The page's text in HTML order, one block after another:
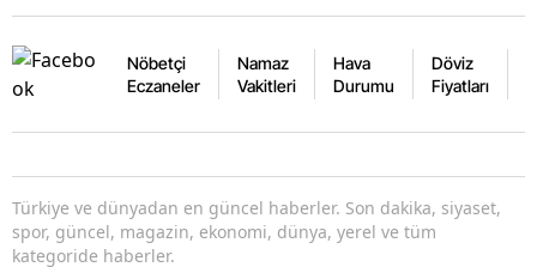
Nöbetçi
Eczaneler
Namaz
Vakitleri
Hava
Durumu
Döviz
Fiyatları
Türkiye ve dünyadan en güncel haberler. Son dakika, siyaset,
spor, güncel, magazin, ekonomi, dünya, yerel ve tüm
kategoride haberler.